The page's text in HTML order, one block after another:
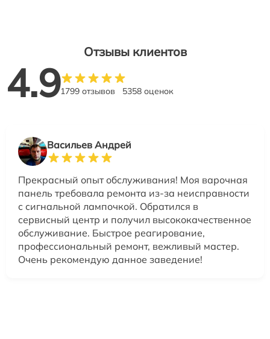
Отзывы клиентов
4.91799 отзывов 5358 оценок
Васильев Андрей
Прекрасный опыт обслуживания! Моя варочная
панель требовала ремонта из-за неисправности
с сигнальной лампочкой. Обратился в
сервисный центр и получил высококачественное
обслуживание. Быстрое реагирование,
профессиональный ремонт, вежливый мастер.
Очень рекомендую данное заведение!